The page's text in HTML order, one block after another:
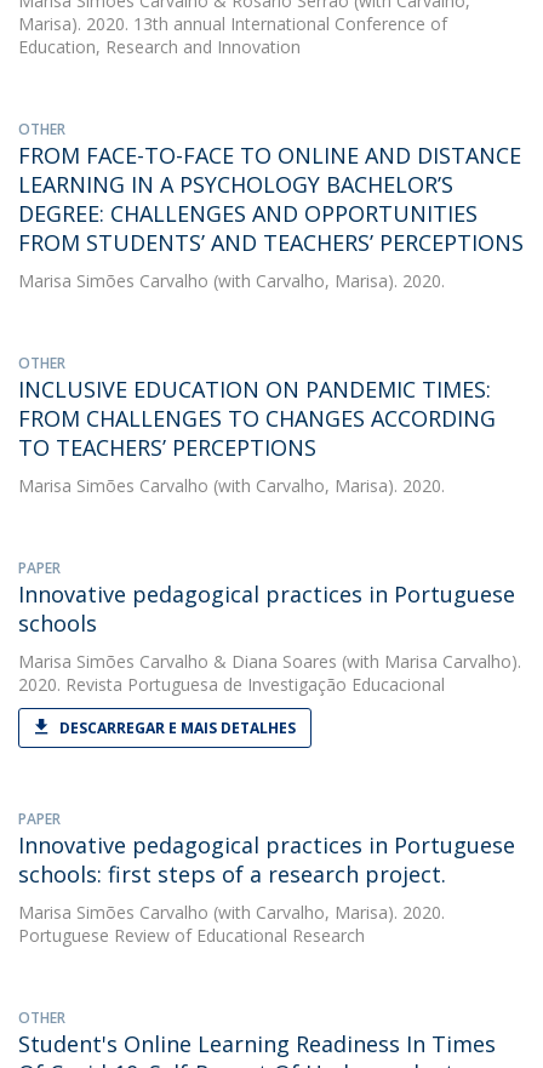
Marisa). 2020. 13th annual International Conference of
Education, Research and Innovation
OTHER
FROM FACE-TO-FACE TO ONLINE AND DISTANCE
LEARNING IN A PSYCHOLOGY BACHELOR’S
DEGREE: CHALLENGES AND OPPORTUNITIES
FROM STUDENTS’ AND TEACHERS’ PERCEPTIONS
Marisa Simões Carvalho (with Carvalho, Marisa). 2020.
OTHER
INCLUSIVE EDUCATION ON PANDEMIC TIMES:
FROM CHALLENGES TO CHANGES ACCORDING
TO TEACHERS’ PERCEPTIONS
Marisa Simões Carvalho (with Carvalho, Marisa). 2020.
PAPER
Innovative pedagogical practices in Portuguese
schools
Marisa Simões Carvalho & Diana Soares (with Marisa Carvalho).
2020. Revista Portuguesa de Investigação Educacional
DESCARREGAR E MAIS DETALHES
PAPER
Innovative pedagogical practices in Portuguese
schools: first steps of a research project.
Marisa Simões Carvalho (with Carvalho, Marisa). 2020.
Portuguese Review of Educational Research
OTHER
Student's Online Learning Readiness In Times